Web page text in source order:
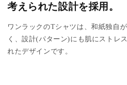
考えられた設計を採用。
ワンラックのTシャツは、和紙独自
く、設計(パターン) にも肌にストレ
れたデザインです。